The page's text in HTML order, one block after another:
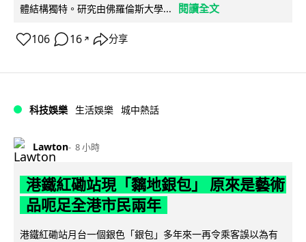
體結構獨特。研究由佛羅倫斯大學...
閱讀全文
106 16 ↗ 分享
科技娛樂 生活娛樂 城中熱話
Lawton 8 小時
港鐵紅磡站現「黐地銀包」 原來是藝術
品呃足全港市民兩年
港鐵紅磡站月台一個銀色「銀包」多年來一再令乘客誤以為有